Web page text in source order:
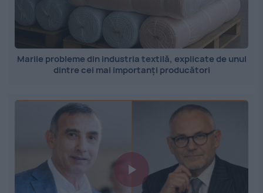
Marile probleme din industria textilă, explicate de unul
dintre cei mai importanți producători